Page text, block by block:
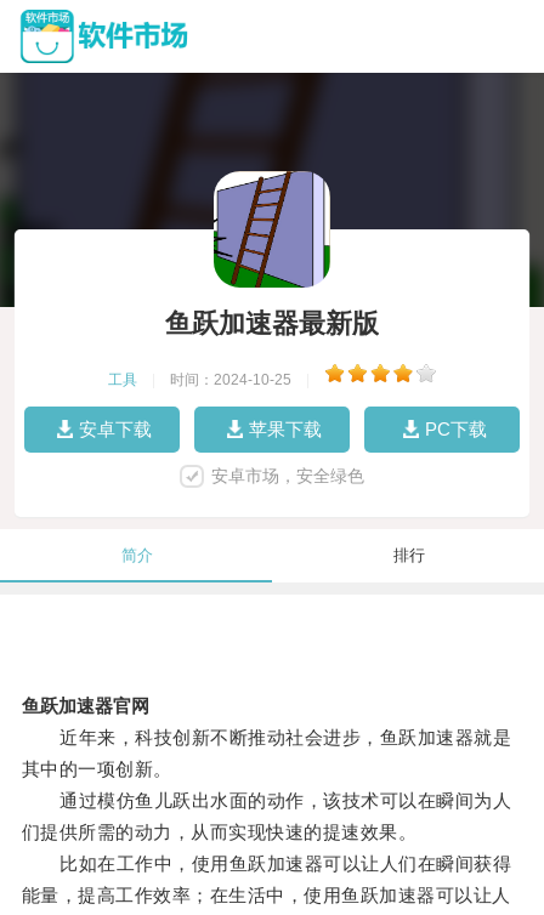
鱼跃加速器最新版
工具 时间：2024-10-25
安卓下载 苹果下载 PC下载
安卓市场，安全绿色
简介 排行
鱼跃加速器官网
近年来，科技创新不断推动社会进步，鱼跃加速器就是
其中的一项创新。
通过模仿鱼儿跃出水面的动作，该技术可以在瞬间为人
们提供所需的动力，从而实现快速的提速效果。
比如在工作中，使用鱼跃加速器可以让人们在瞬间获得
能量，提高工作效率；在生活中，使用鱼跃加速器可以让人